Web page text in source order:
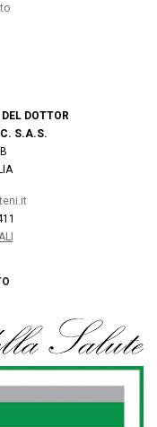
DOTTOR
S.A.S.